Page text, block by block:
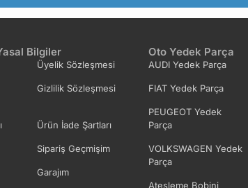
Bilgiler
Üyelik Sözleşmesi
Gizlilik Sözleşmesi
Ürün İade Şartları
Sipariş Geçmişim
Garajım
Oto Yedek Parça
AUDI Yedek Parça
FIAT Yedek Parça
PEUGEOT Yedek
Parça
VOLKSWAGEN Yedek
Parça
Ateşleme Bobini